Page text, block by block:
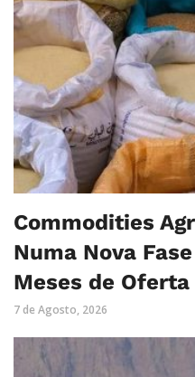
Commodities
Numa Nova
Meses de
7 de Agosto, 2026